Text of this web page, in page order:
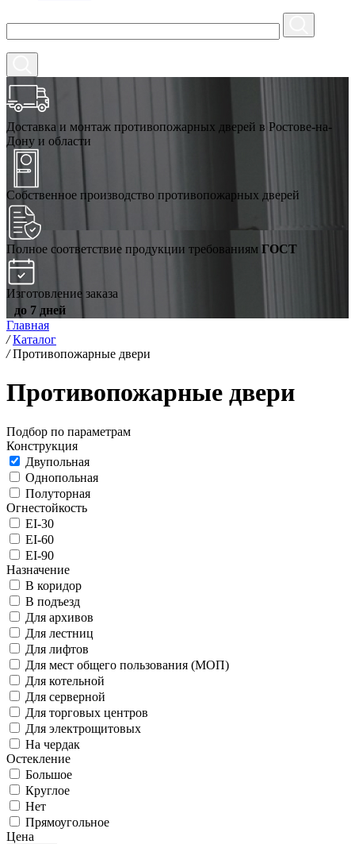
Доставка и монтаж противопожарных дверей в Ростове-на-
Дону и области
Собственное производство противопожарных дверей
Полное соответствие продукции требованиям ГОСТ
Изготовление заказа
до 7 дней
Главная
/ Каталог
/ Противопожарные двери
Противопожарные двери
Подбор по параметрам
Конструкция
Двупольная
Однопольная
Полуторная
Огнестойкость
EI-30
EI-60
EI-90
Назначение
В коридор
В подъезд
Для архивов
Для лестниц
Для лифтов
Для мест общего пользования (МОП)
Для котельной
Для серверной
Для торговых центров
Для электрощитовых
На чердак
Остекление
Большое
Круглое
Нет
Прямоугольное
Цена